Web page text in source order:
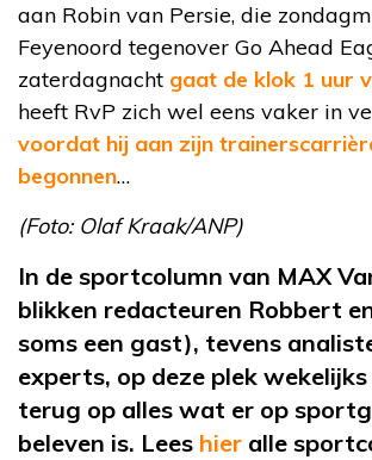
aan Robin van Persie, die
Feyenoord tegenover Go Ahead
zaterdagnacht gaat de klok 1 uur
heeft RvP zich wel eens vaker in
voordat hij aan zijn
begonnen…
(Foto: Olaf Kraak/ANP)
In de sportcolumn van MAX
blikken redacteuren Robbert
soms een gast), tevens
experts, op deze plek
terug op alles wat er op
beleven is. Lees hier alle